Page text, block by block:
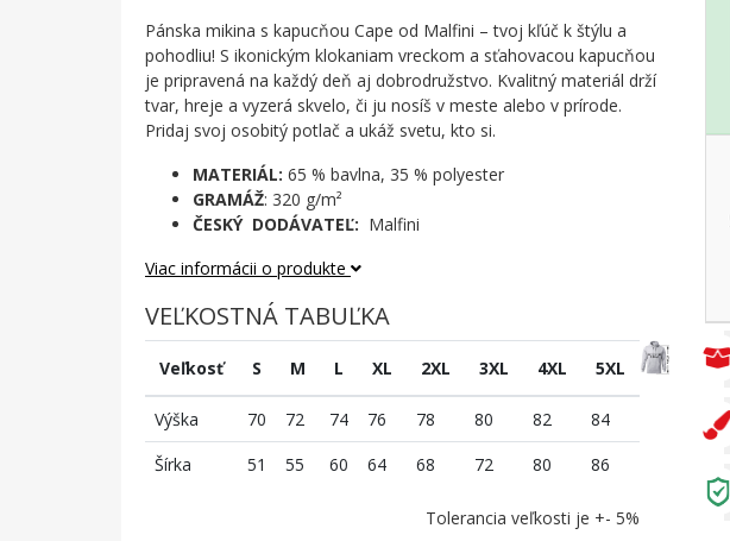
Pánska mikina s kapucňou Cape od Malfini – tvoj kľúč k štýlu a
pohodliu! S ikonickým klokaniam vreckom a sťahovacou kapucňou
je pripravená na každý deň aj dobrodružstvo. Kvalitný materiál drží
tvar, hreje a vyzerá skvelo, či ju nosíš v meste alebo v prírode.
Pridaj svoj osobitý potlač a ukáž svetu, kto si.
MATERIÁL: 65 % bavlna, 35 % polyester
GRAMÁŽ: 320 g/m²
ČESKÝ DODÁVATEĽ: Malfini
Viac informácii o produkte
VEĽKOSTNÁ TABUĽKA
Veľkosť S M L XL 2XL 3XL 4XL 5XL
Výška 70 72 74 76 78 80 82
84
Šírka
51 55 60 64 68 72 80 86
Tolerancia veľkosti je +- 5%